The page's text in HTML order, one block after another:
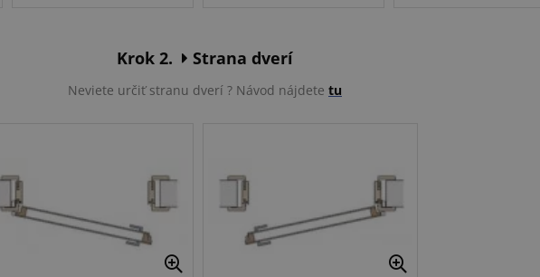
Krok 2. Strana dverí
Neviete určiť stranu dverí ? Návod nájdete tu